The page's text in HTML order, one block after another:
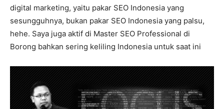
digital marketing, yaitu pakar SEO Indonesia yang
sesungguhnya, bukan pakar SEO Indonesia yang palsu,
hehe. Saya juga aktif di Master SEO Professional di
Borong bahkan sering keliling Indonesia untuk saat ini